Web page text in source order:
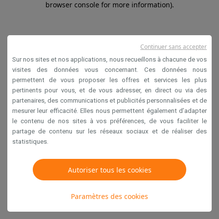
browser console for more information).
Sur nos sites et nos applications, nous recueillons à chacune de vos
visites des données vous concernant. Ces données nous
permettent de vous proposer les offres et services les plus
pertinents pour vous, et de vous adresser, en direct ou via des
partenaires, des communications et publicités personnalisées et de
mesurer leur efficacité. Elles nous permettent également d’adapter
le contenu de nos sites à vos préférences, de vous faciliter le
partage de contenu sur les réseaux sociaux et de réaliser des
statistiques.
Autoriser tous les cookies
Paramètres des cookies
Continuer sans accepter